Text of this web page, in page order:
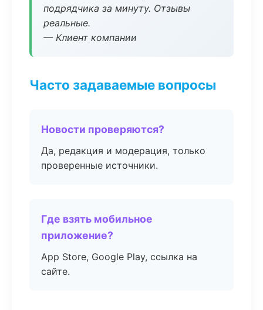
подрядчика за минуту. Отзывы
реальные.
— Клиент компании
Часто задаваемые вопросы
Новости проверяются?
Да, редакция и модерация, только
проверенные источники.
Где взять мобильное
приложение?
App Store, Google Play, ссылка на
сайте.